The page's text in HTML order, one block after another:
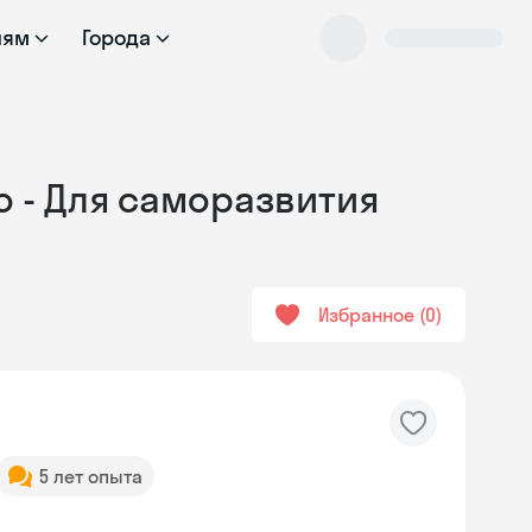
Города
- Для саморазвития
Избранное 0
5 лет опыта